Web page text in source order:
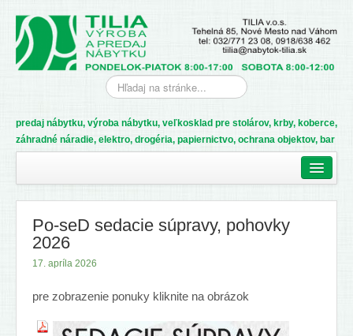
predaj nábytku, výroba nábytku, veľkosklad pre stolárov, krby, koberce,
záhradné náradie, elektro, drogéria, papiernictvo, ochrana objektov, bar
Ponuka
Bytové doplnky, matrace
Drezy a batérie
Kancelársky nábytok
Nábytok
Po-seD sedacie súpravy, pohovky
2026
17. apríla 2026
pre zobrazenie ponuky kliknite na obrázok